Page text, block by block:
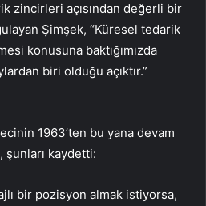
zincirleri açısından değerli bir
Şimşek, “Küresel tedarik
konusuna baktığımızda
biri olduğu açıktır.”
1963’ten bu yana devam
şunları kaydetti:
bir pozisyon almak istiyorsa,